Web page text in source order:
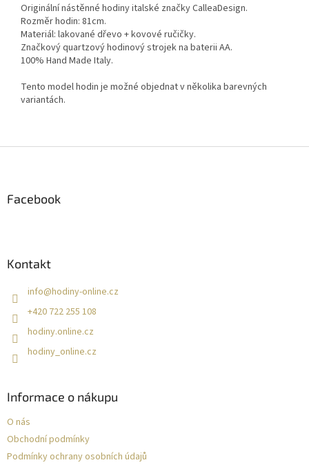
Originální nástěnné hodiny italské značky CalleaDesign.
Rozměr hodin: 81cm.
Materiál: lakované dřevo + kovové ručičky.
Značkový quartzový hodinový strojek na baterii AA.
100% Hand Made Italy.
Tento model hodin je možné objednat v několika barevných
variantách.
Facebook
Kontakt
info@hodiny-online.cz
+420 722 255 108
hodiny.online.cz
hodiny_online.cz
Informace o nákupu
O nás
Obchodní podmínky
Podmínky ochrany osobních údajů